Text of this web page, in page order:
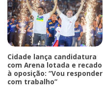
Cidade lança candidatura
com Arena lotada e recado
à oposição: “Vou responder
com trabalho”